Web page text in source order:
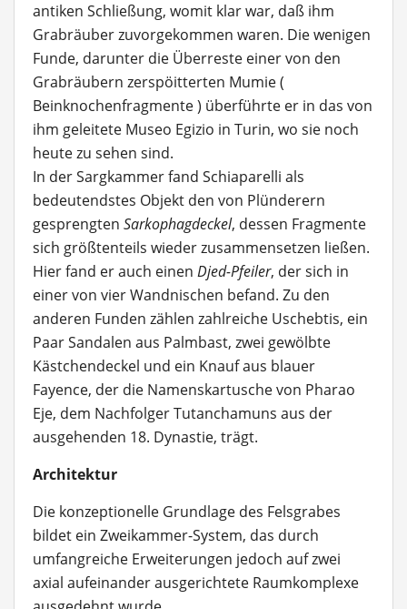
antiken Schließung, womit klar war, daß ihm
Grabräuber zuvorgekommen waren. Die wenigen
Funde, darunter die Überreste einer von den
Grabräubern zerspöitterten Mumie (
Beinknochenfragmente ) überführte er in das von
ihm geleitete Museo Egizio in Turin, wo sie noch
heute zu sehen sind.
In der Sargkammer fand Schiaparelli als
bedeutendstes Objekt den von Plünderern
gesprengten Sarkophagdeckel, dessen Fragmente
sich größtenteils wieder zusammensetzen ließen.
Hier fand er auch einen Djed-Pfeiler, der sich in
einer von vier Wandnischen befand. Zu den
anderen Funden zählen zahlreiche Uschebtis, ein
Paar Sandalen aus Palmbast, zwei gewölbte
Kästchendeckel und ein Knauf aus blauer
Fayence, der die Namenskartusche von Pharao
Eje, dem Nachfolger Tutanchamuns aus der
ausgehenden 18. Dynastie, trägt.
Architektur
Die konzeptionelle Grundlage des Felsgrabes
bildet ein Zweikammer-System, das durch
umfangreiche Erweiterungen jedoch auf zwei
axial aufeinander ausgerichtete Raumkomplexe